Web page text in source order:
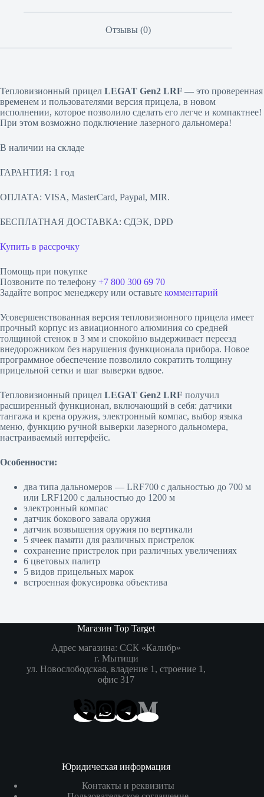
Отзывы (0)
Тепловизионный прицел LEGAT Gen2 LRF — это проверенная
временем и пользователями версия прицела, в новом
исполнении, которое позволило сделать его легче и компактнее!
При этом возможно подключение лазерного дальномера!
В наличии на складе
ГАРАНТИЯ: 1 год
ОПЛАТА: VISA, MasterCard, Paypal, MIR.
БЕСПЛАТНАЯ ДОСТАВКА: СДЭК, DPD
Купить в рассрочку
Помощь при покупке
Позвоните по телефону +7 800 300 69 70
Задайте вопрос менеджеру или оставьте комментарий
Усовершенствованная версия тепловизионного прицела имеет
прочный корпус из авиационного алюминия со средней
толщиной стенок в 3 мм и спокойно выдерживает переезд
внедорожником без нарушения функционала прибора. Новое
программное обеспечение позволило сократить толщину
прицельной сетки и шаг выверки вдвое.
Тепловизионный прицел LEGAT Gen2 LRF получил
расширенный функционал, включающий в себя: датчики
тангажа и крена оружия, электронный компас, выбор языка
меню, функцию ручной выверки лазерного дальномера,
настраиваемый интерфейс.
Особенности:
два типа дальномеров — LRF700 с дальностью до 700 м
или LRF1200 с дальностью до 1200 м
электронный компас
датчик бокового завала оружия
датчик возвышения оружия по вертикали
5 ячеек памяти для различных пристрелок
сохранение пристрелок при различных увеличениях
6 цветовых палитр
5 видов прицельных марок
встроенная фокусировка объектива
Магазин Top Target
Адрес магазина: ССК «Калибр»
г. Мытищи
ул. Новослободская, владение 1, строение 1,
офис 317
Юридическая информация
Контакты и реквизиты